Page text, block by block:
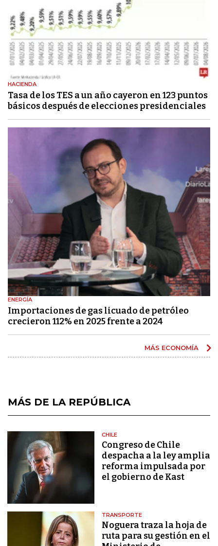
HACIENDA
Tasa de los TES a un año cayeron en 123 puntos
básicos después de elecciones presidenciales
ENERGÍA
Importaciones de gas licuado de petróleo
crecieron 112% en 2025 frente a 2024
MÁS ECONOMÍA
MÁS DE LA REPÚBLICA
CHILE
Congreso de Chile
despacha a la ley amplia
reforma impulsada por
el gobierno de Kast
TRANSPORTE
Noguera traza la hoja de
ruta para su gestión en el